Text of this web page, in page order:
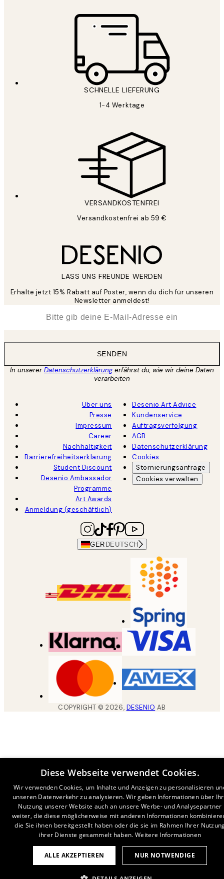
SCHNELLE LIEFERUNG
1-4 Werktage
VERSANDKOSTENFREI
Versandkostenfrei ab 59 €
LASS UNS FREUNDE WERDEN
Erhalte jetzt 15% Rabatt auf Poster, wenn du dich für unseren
Newsletter anmeldest!
SENDEN
In unsererDatenschutzerklärungerfährst du, wie wir deine Daten
verarbeiten
Über uns
Presse
Impressum
Career
Nachhaltigkeit
Barrierefreiheitserklärung
Student Discount
Desenio Ambassador
Programme
Art Awards
Anmeldung (geschäftlich)
Desenio Art Advice
Kundenservice
Auftragsverfolgung
AGB
Datenschutzerklärung
Cookies
Stornierungsanfrage
Cookies verwalten
GER DEUTSCH
COPYRIGHT ©2026, DESENIO AB
Diese Webseite verwendet Cookies.
Wir verwenden Cookies, um Inhalte und Anzeigen zu personalisieren
unseren Datenverkehr zu analysieren. Wir geben Informationen über
Nutzung unserer Website auch an unsere Werbe- und Analysepartner
weiter, die diese möglicherweise mit anderen Informationen
die Sie ihnen bereitgestellt haben oder die sie im Rahmen Ihrer
ihrer Dienste gesammelt haben. Weitere Informationen
ALLE AKZEPTIEREN NUR NOTWENDIGE